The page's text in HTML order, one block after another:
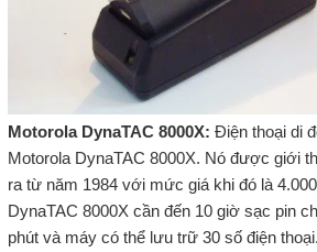
Motorola DynaTAC 8000X: Điện thoại di
Motorola DynaTAC 8000X. Nó được giới
ra từ năm 1984 với mức giá khi đó là
DynaTAC 8000X cần đến 10 giờ sạc pin
phút và máy có thể lưu trữ 30 số điện